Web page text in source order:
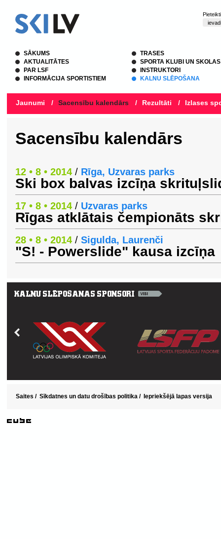
SĀKUMS
AKTUALITĀTES
PAR LSF
INFORMĀCIJA SPORTISTIEM
TRASES
SPORTA KLUBI UN SKOLAS
INSTRUKTORI
KALNU SLĒPOŠANA
Jaunumi / Sacensību kalendārs / Rezultāti / Izlases
Sacensību kalendārs
12 • 8 • 2014 / Rīga, Uzvaras parks
Ski box balvas izcīņa
17 • 8 • 2014 / Uzvaras parks
Rīgas atklātais čempionāts
28 • 8 • 2014 / Sigulda, Laurenči
"S! - Powerslide" kausa izcīņa
Saites / Sīkdatnes un datu drošības politika / Iepriekšējā lapas versija